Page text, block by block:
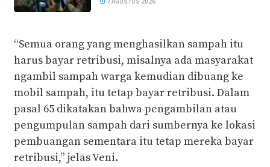
7 AGUSTUS 2026
“Semua orang yang menghasilkan sampah itu
harus bayar retribusi, misalnya ada masyarakat
ngambil sampah warga kemudian dibuang ke
mobil sampah, itu tetap bayar retribusi. Dalam
pasal 65 dikatakan bahwa pengambilan atau
pengumpulan sampah dari sumbernya ke lokasi
pembuangan sementara itu tetap mereka bayar
retribusi,” jelas Veni.